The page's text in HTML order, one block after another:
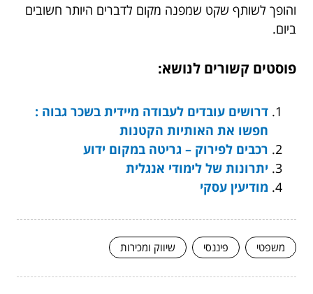
והופך לשותף שקט שמפנה מקום לדברים היותר חשובים
ביום.
פוסטים קשורים לנושא:
דרושים עובדים לעבודה מיידית בשכר גבוה :
חפשו את האותיות הקטנות
רכבים לפירוק – גריטה במקום ידוע
יתרונות של לימודי אנגלית
מודיעין עסקי
משפטי פיננסי שיווק ומכירות